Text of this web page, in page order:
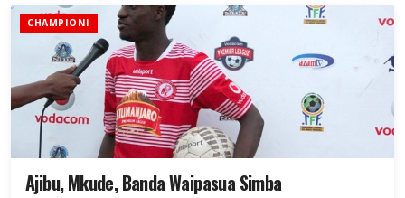
CHAMPIONI
Ajibu, Mkude, Banda Waipasua Simba